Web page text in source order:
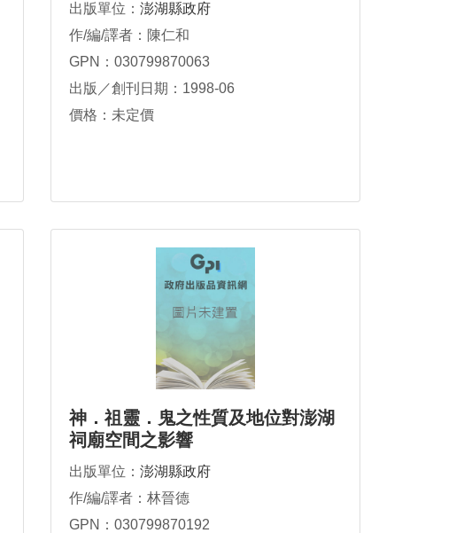
出版單位： 澎湖縣政府
作/編/譯者：陳仁和
GPN：030799870063
出版／創刊日期：1998-06
價格：未定價
神．祖靈．鬼之性質及地位對澎湖
祠廟空間之影響
出版單位： 澎湖縣政府
作/編/譯者：林晉德
GPN：030799870192